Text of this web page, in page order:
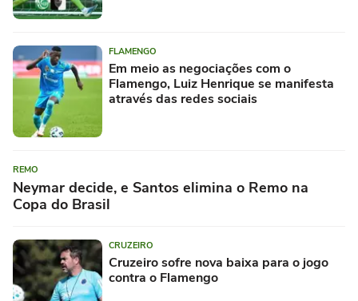
FLAMENGO
Em meio as negociações com o
Flamengo, Luiz Henrique se manifesta
através das redes sociais
REMO
Neymar decide, e Santos elimina o Remo na
Copa do Brasil
CRUZEIRO
Cruzeiro sofre nova baixa para o jogo
contra o Flamengo